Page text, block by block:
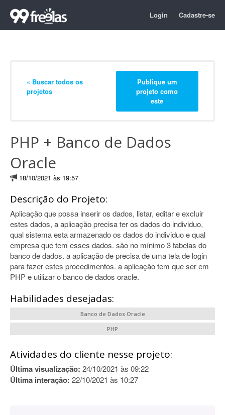
Login Cadastre-se
« Buscar todos os
projetos
Publique um
projeto como
este
PHP + Banco de Dados
Oracle
18/10/2021 às 19:57
Descrição do Projeto:
Aplicação que possa inserir os dados, listar, editar e excluir
estes dados, a aplicação precisa ter os dados do individuo,
qual sistema esta armazenado os dados do individuo e qual
empresa que tem esses dados. são no mínimo 3 tabelas do
banco de dados. a aplicação de precisa de uma tela de login
para fazer estes procedimentos. a aplicação tem que ser em
PHP e utilizar o banco de dados oracle.
Habilidades desejadas:
Banco de Dados Oracle
PHP
Atividades do cliente nesse projeto:
Última visualização: 24/10/2021 às 09:22
Última interação: 22/10/2021 às 10:27